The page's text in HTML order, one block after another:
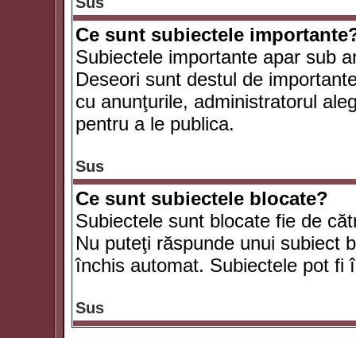
Ce sunt subiectele
Subiectele importante apar sub
Deseori sunt destul de
cu anunţurile, administratorul
pentru a le publica.
Sus
Ce sunt subiectele blocate?
Subiectele sunt blocate fie de
Nu puteţi răspunde unui subiect
închis automat. Subiectele pot fi
Sus